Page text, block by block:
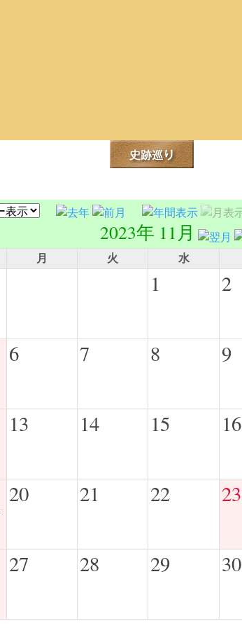
2023年 11月
月 火 水
1 2
6 7 8 9
13 14 15 16
20 21 22 23
27 28 29 30